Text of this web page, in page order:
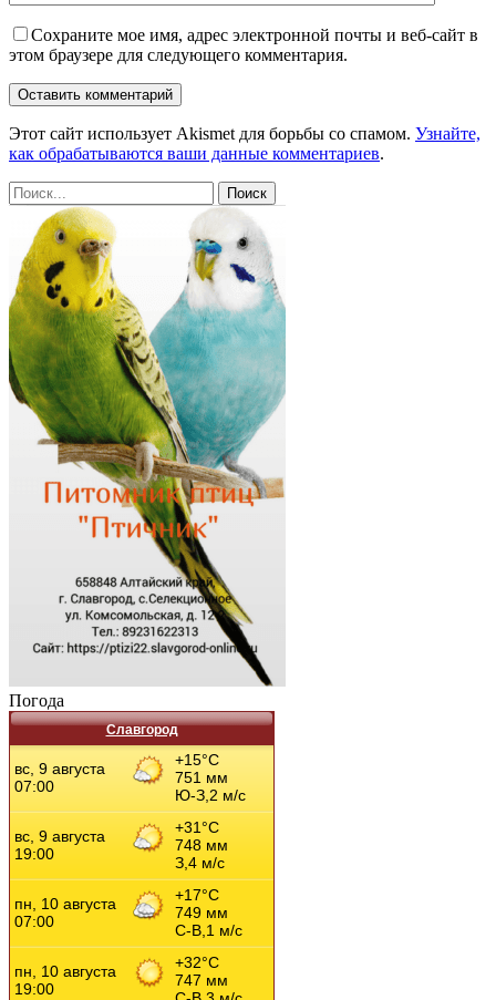
Сохраните мое имя, адрес электронной почты и веб-сайт в
этом браузере для следующего комментария.
Этот сайт использует Akismet для борьбы со спамом. Узнайте,
как обрабатываются ваши данные комментариев.
Погода
Славгород